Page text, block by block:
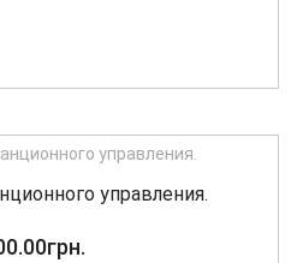
управления.